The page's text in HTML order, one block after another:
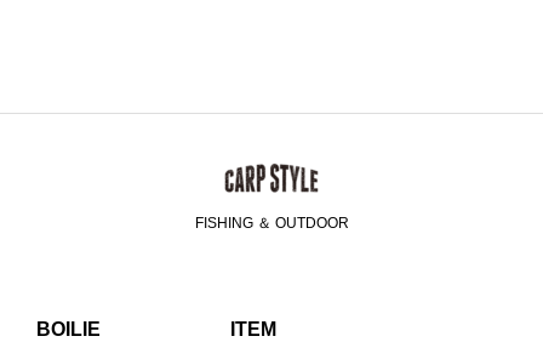
FISHING ＆ OUTDOOR
BOILIE ITEM